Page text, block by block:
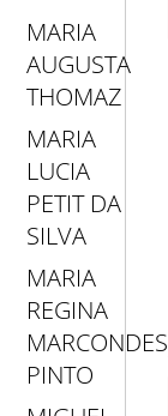
MARIA
AUGUSTA
THOMAZ
MARIA
LUCIA
PETIT DA
SILVA
MARIA
REGINA
MARCONDES
PINTO